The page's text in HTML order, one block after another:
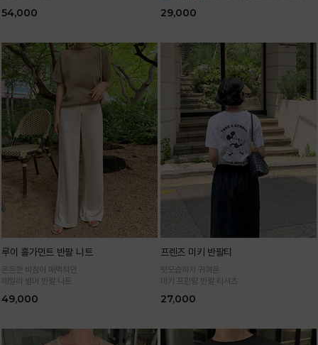
54,000 29,000
루이 홀가먼트 반팔 니트
은은한 비침이 매력적인
데일리 썸머 반팔 니트
49,000
프렌즈 미키 반팔티
뒷모습까지 귀여운
미키 프린팅 반팔 티셔츠
27,000